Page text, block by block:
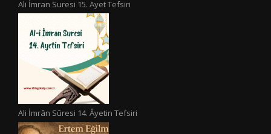
Ali İmran Suresi 15. Ayet Tefsiri
Ali İmrân Sûresi 14. Âyetin Tefsiri